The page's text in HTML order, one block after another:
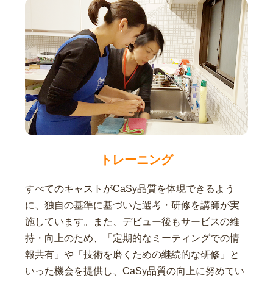
トレーニング
すべてのキャストがCaSy品質を体現できるよう
に、独自の基準に基づいた選考・研修を講師が実
施しています。また、デビュー後もサービスの維
持・向上のため、「定期的なミーティングでの情
報共有」や「技術を磨くための継続的な研修」と
いった機会を提供し、CaSy品質の向上に努めてい